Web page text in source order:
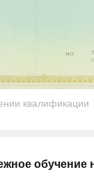
квалификации
обучение